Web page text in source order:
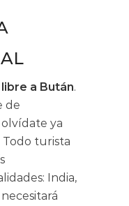
a Bután.
de
ya
Todo turista
India,